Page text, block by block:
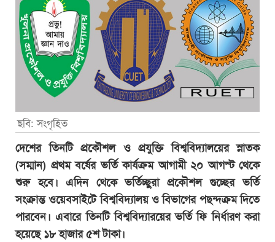
ছবি: সংগৃহিত
দেশের তিনটি প্রকৌশল ও প্রযুক্তি বিশ্ববিদ্যালয়ের স্নাতক
(সম্মান) প্রথম বর্ষের ভর্তি কার্যক্রম আগামী ২০ আগস্ট থেকে
শুরু হবে। এদিন থেকে ভর্তিচ্ছুরা প্রকৌশল গুচ্ছের ভর্তি
সংক্রান্তওয়েবসাইটেবিশ্ববিদ্যালয় ও বিভাগের পছন্দক্রম দিতে
পারবেন। এবারে তিনটি বিশ্ববিদ্যারয়ের ভর্তি ফি নির্ধারণ করা
হয়েছে ১৮ হাজার ৫শ টাকা।